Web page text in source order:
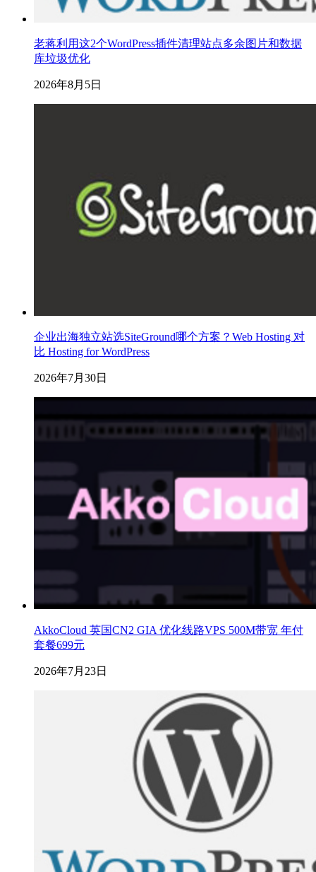
老蒋利用这2个WordPress插件清理站点多余图片和数据
库垃圾优化
2026年8月5日
企业出海独立站选SiteGround哪个方案？Web Hosting 对
比 Hosting for WordPress
2026年7月30日
AkkoCloud 英国CN2 GIA 优化线路VPS 500M带宽 年付
套餐699元
2026年7月23日